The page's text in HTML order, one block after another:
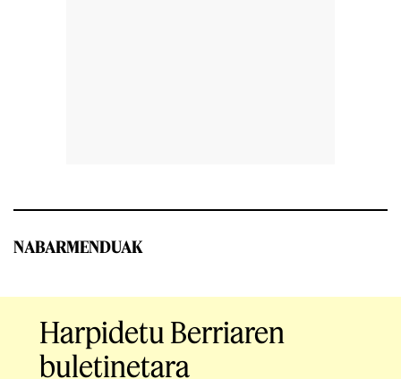
NABARMENDUAK
Harpidetu Berriaren
buletinetara